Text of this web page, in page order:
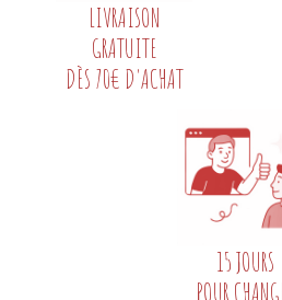
LIVRAISON
GRATUITE
DÈS 70€ D'ACHAT
15 JOURS
POUR